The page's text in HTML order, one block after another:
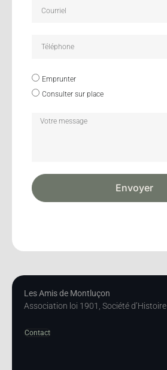
Emprunter
Consulter sur place
Envoyer
Les Amis de Montluçon
Association loi 1901, Société
Contact